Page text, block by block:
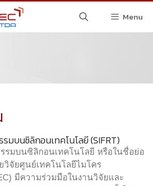
Menu
มบนซิลิกอนเทคโนโลยี (SIFRT)
รมบนซิลิกอนเทคโนโลยี หรือในชื่อย่อ
วิจัยศูนย์เทคโนโลยีไมโคร
มีความร่วมมือในงานวิจัยและ